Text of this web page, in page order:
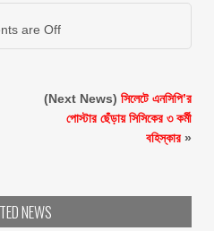
are Off
(Next News) সিলেটে এনসিপি’র
পোস্টার ছেঁড়ায় সিসিকের ৩ কর্মী
বহিস্কার»
NEWS